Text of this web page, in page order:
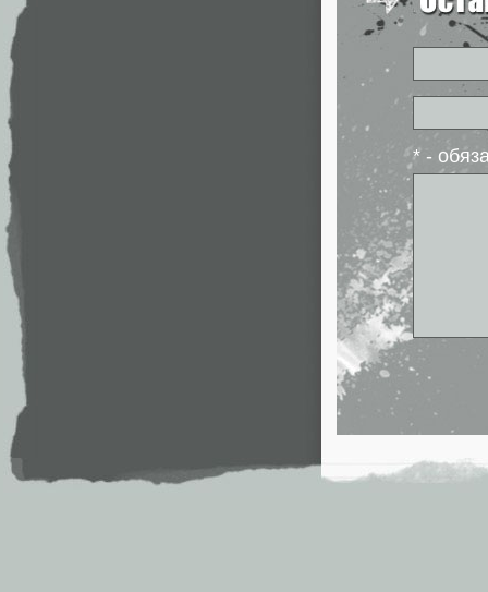
* -